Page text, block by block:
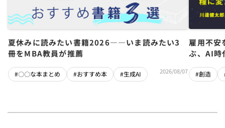
夏休みに読みたい書籍2026――いま読みたい3
冊をMBA教員が推薦
#〇〇な本まとめ #おすすめ本 #生成AI 2026/08/07
雇用不
ぶ、AI時
#創造